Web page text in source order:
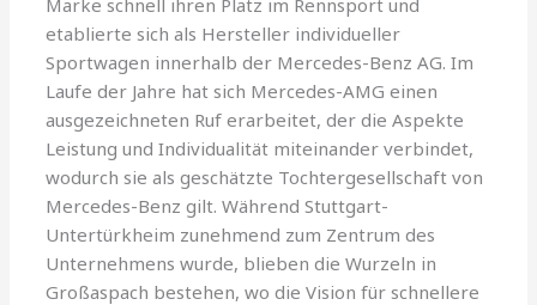
etablierte sich als Hersteller individueller
Sportwagen innerhalb der Mercedes-Benz AG. Im
Laufe der Jahre hat sich Mercedes-AMG einen
ausgezeichneten Ruf erarbeitet, der die Aspekte
Leistung und Individualität miteinander verbindet,
wodurch sie als geschätzte Tochtergesellschaft von
Mercedes-Benz gilt. Während Stuttgart-
Untertürkheim zunehmend zum Zentrum des
Unternehmens wurde, blieben die Wurzeln in
Großaspach bestehen, wo die Vision für schnellere